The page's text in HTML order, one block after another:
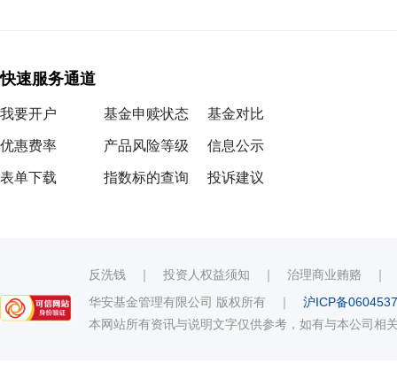
快速服务通道
我要开户
优惠费率
表单下载
基金申赎状态
产品风险等级
指数标的查询
基金对比
信息公示
投诉建议
反洗钱 ｜ 投资人权益须知 ｜ 治理商业贿赂
华安基金管理有限公司 版权所有 ｜ 沪ICP备
本网站所有资讯与说明文字仅供参考，如有与本公司相